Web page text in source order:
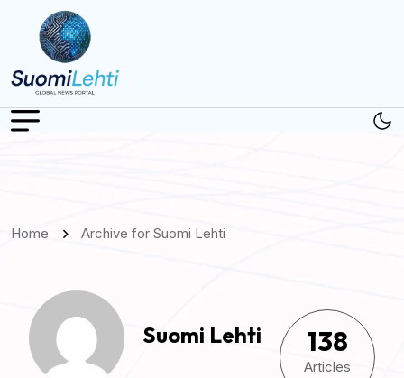
Home Archive for Suomi Lehti
Suomi Lehti 138
Articles